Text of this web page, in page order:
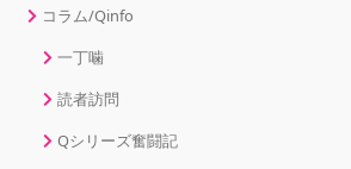
コラム/Qinfo
一丁噛
読者訪問
Qシリーズ奮闘記